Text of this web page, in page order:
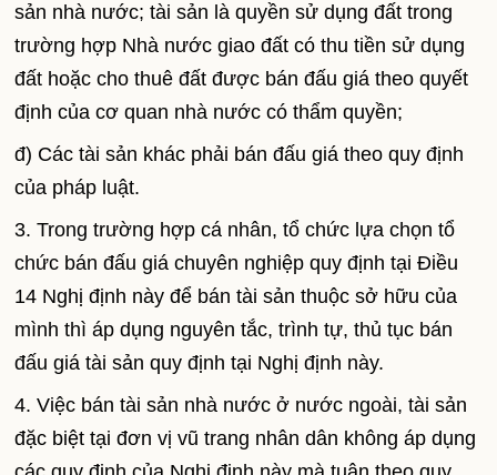
sản nhà nước; tài sản là quyền sử dụng đất trong
trường hợp Nhà nước giao đất có thu tiền sử dụng
đất hoặc cho thuê đất được bán đấu giá theo quyết
định của cơ quan nhà nước có thẩm quyền;
đ) Các tài sản khác phải bán đấu giá theo quy định
của pháp luật.
3. Trong trường hợp cá nhân, tổ chức lựa chọn tổ
chức bán đấu giá chuyên nghiệp quy định tại Điều
14 Nghị định này để bán tài sản thuộc sở hữu của
mình thì áp dụng nguyên tắc, trình tự, thủ tục bán
đấu giá tài sản quy định tại Nghị định này.
4. Việc bán tài sản nhà nước ở nước ngoài, tài sản
đặc biệt tại đơn vị vũ trang nhân dân không áp dụng